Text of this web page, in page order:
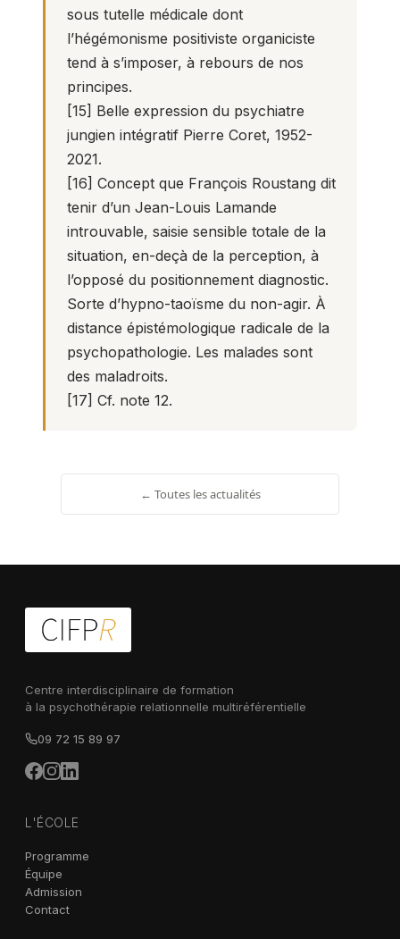
sous tutelle médicale dont
l’hégémonisme positiviste organiciste
tend à s’imposer, à rebours de nos
principes.
[15] Belle expression du psychiatre
jungien intégratif Pierre Coret, 1952-
2021.
[16] Concept que François Roustang dit
tenir d’un Jean-Louis Lamande
introuvable, saisie sensible totale de la
situation, en-deçà de la perception, à
l’opposé du positionnement diagnostic.
Sorte d’hypno-taoïsme du non-agir. À
distance épistémologique radicale de la
psychopathologie. Les malades sont
des maladroits.
[17] Cf. note 12.
← Toutes les actualités
Centre interdisciplinaire de formation
à la psychothérapie relationnelle multiréférentielle
09 72 15 89 97
L'ÉCOLE
Programme
Équipe
Admission
Contact